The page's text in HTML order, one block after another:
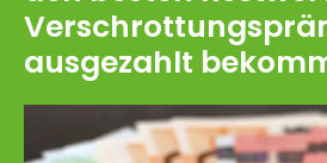
ausgezahlt